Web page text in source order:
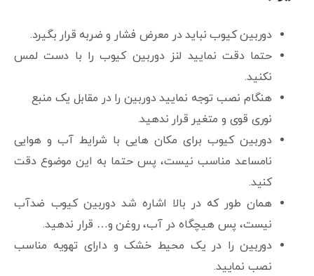
دوربین کیوب نباید در معرض فشار و ضربه قرار بگیرد.
حتما دقت نمایید لنز دوربین کیوب را با دست لمس
نکنید.
هنگام نصب توجه نمایید دوربین را در مقابل یک منبع
نوری قوی و متغیر قرار ندهید.
دوربین کیوب برای مکان هایی با شرایط آب و هوایی
نامساعد مناسب نیست، پس حتما به این موضوع دقت
کنید.
همان طور که در بالا اشاره شد دوربین کیوب ضدآب
نیست، پس هیچگاه در آب، روغن و… قرار ندهید.
دوربین را در یک محیط خشک و دارای تهویه مناسب
نصب نمایید.